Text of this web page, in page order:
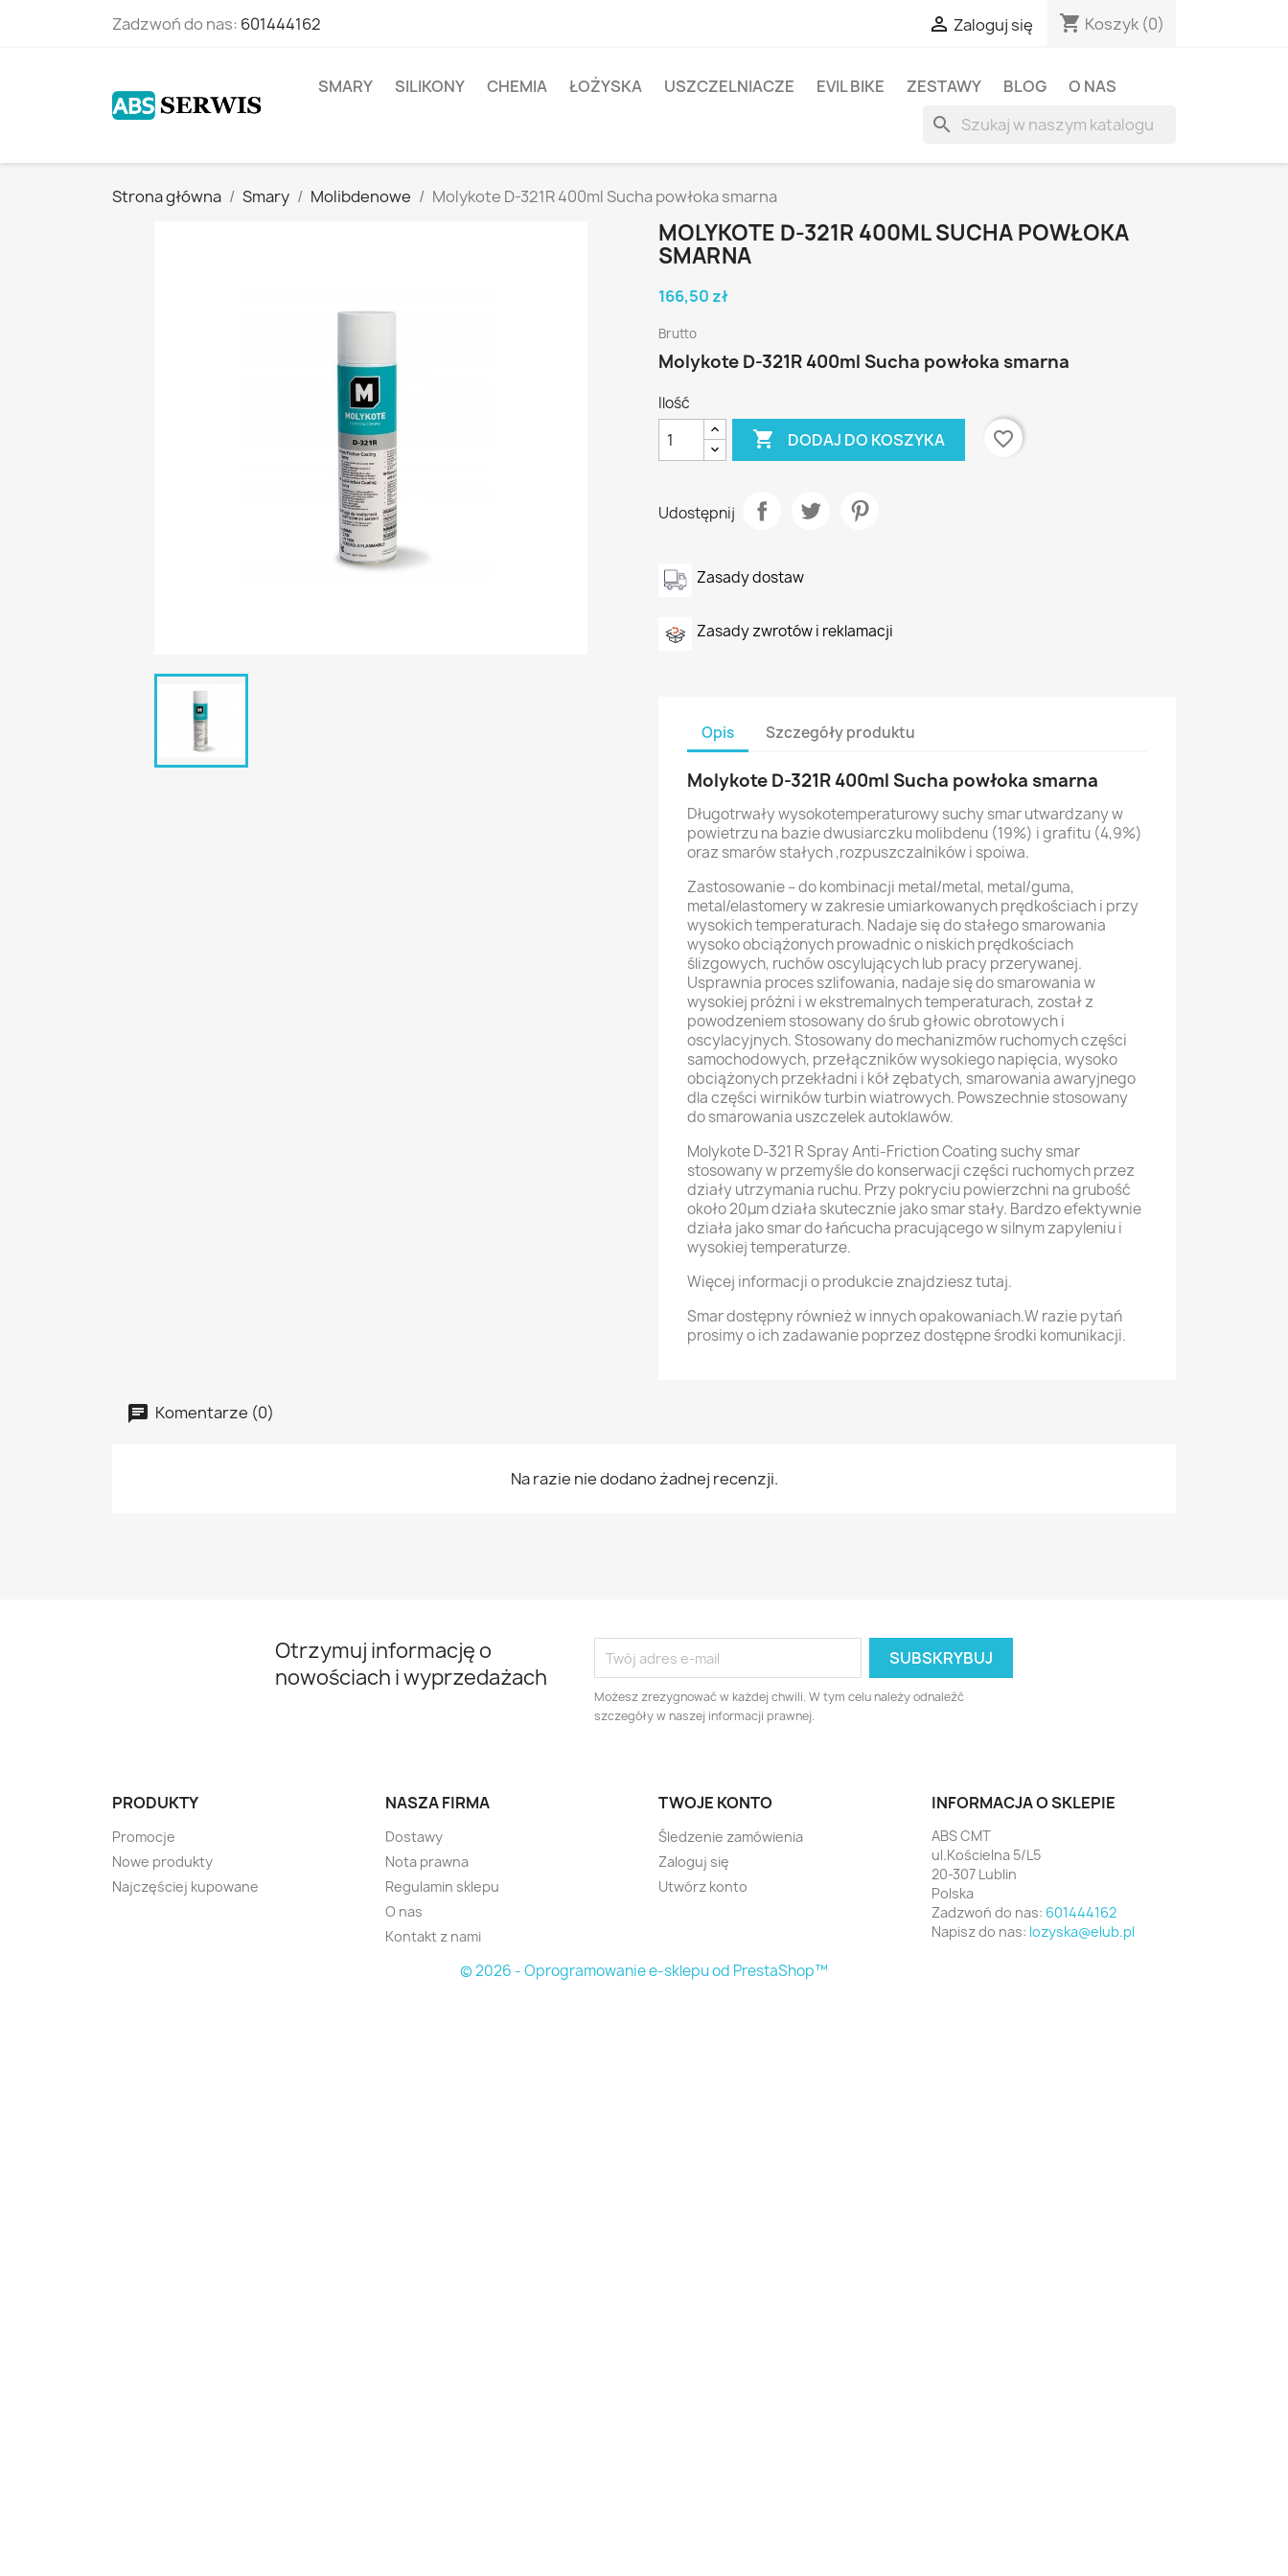
Zadzwoń do nas: 601444162  Zaloguj się shopping_cart Koszyk (0)
SMARY SILIKONY CHEMIA ŁOŻYSKA USZCZELNIACZE EVIL BIKE ZESTAWY BLOG O NAS
search
Strona główna Smary Molibdenowe Molykote D-321R 400ml Sucha powłoka smarna
MOLYKOTE D-321R 400ML SUCHA POWŁOKA
SMARNA
166,50 zł
Brutto
Molykote D-321R 400ml Sucha powłoka smarna
Ilość
 DODAJ DO KOSZYKA favorite_border
Udostępnij
Zasady dostaw
Zasady zwrotów i reklamacji
Opis Szczegóły produktu
Molykote D-321R 400ml Sucha powłoka smarna
Długotrwały wysokotemperaturowy suchy smar utwardzany w
powietrzu na bazie dwusiarczku molibdenu (19%) i grafitu (4,9%)
oraz smarów stałych ,rozpuszczalników i spoiwa.
Zastosowanie – do kombinacji metal/metal, metal/guma,
metal/elastomery w zakresie umiarkowanych prędkościach i przy
wysokich temperaturach. Nadaje się do stałego smarowania
wysoko obciążonych prowadnic o niskich prędkościach
ślizgowych, ruchów oscylujących lub pracy przerywanej.
Usprawnia proces szlifowania, nadaje się do smarowania w
wysokiej próżni i w ekstremalnych temperaturach, został z
powodzeniem stosowany do śrub głowic obrotowych i
oscylacyjnych. Stosowany do mechanizmów ruchomych części
samochodowych, przełączników wysokiego napięcia, wysoko
obciążonych przekładni i kół zębatych, smarowania awaryjnego
dla części wirników turbin wiatrowych. Powszechnie stosowany
do smarowania uszczelek autoklawów.
Molykote D-321 R Spray Anti-Friction Coating suchy smar
stosowany w przemyśle do konserwacji części ruchomych przez
działy utrzymania ruchu. Przy pokryciu powierzchni na grubość
około 20μm działa skutecznie jako smar stały. Bardzo efektywnie
działa jako smar do łańcucha pracującego w silnym zapyleniu i
wysokiej temperaturze.
Więcej informacji o produkcie znajdziesz tutaj.
Smar dostępny również w innych opakowaniach.W razie pytań
prosimy o ich zadawanie poprzez dostępne środki komunikacji.
Komentarze (0)
Na razie nie dodano żadnej recenzji.
Otrzymuj informację o
nowościach i wyprzedażach
Możesz zrezygnować w każdej chwili. W tym celu należy odnaleźć
szczegóły w naszej informacji prawnej.
PRODUKTY
Promocje
Nowe produkty
Najczęściej kupowane
NASZA FIRMA
Dostawy
Nota prawna
Regulamin sklepu
O nas
Kontakt z nami
TWOJE KONTO
Śledzenie zamówienia
Zaloguj się
Utwórz konto
INFORMACJA O SKLEPIE
ABS CMT
ul.Kościelna 5/L5
20-307 Lublin
Polska
Zadzwoń do nas: 601444162
Napisz do nas: lozyska@elub.pl
© 2026 - Oprogramowanie e-sklepu od PrestaShop™